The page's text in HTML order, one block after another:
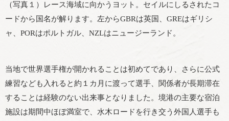
（写真１）レース海域に向かうヨット。セイルにしるされたコ
ードから国名が解ります。左からGBRは英国、GREはギリシ
ャ、PORはポルトガル、NZLはニュージーランド。
当地で世界選手権が開かれることは初めてであり、さらに公式
練習なども入れると約１カ月に渡って選手、関係者が長期滞在
することは経験のない出来事となりました。境港の主要な宿泊
施設は期間中ほぼ満室で、水木ロードを行き交う外国人選手も